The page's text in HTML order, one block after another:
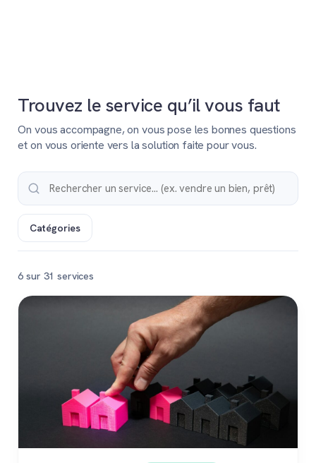
Trouvez le service qu’il vous faut
On vous accompagne, on vous pose les bonnes questions
et on vous oriente vers la solution faite pour vous.
Catégories
6 sur 31 services
Populaire